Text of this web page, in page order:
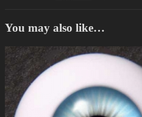
You may also like…